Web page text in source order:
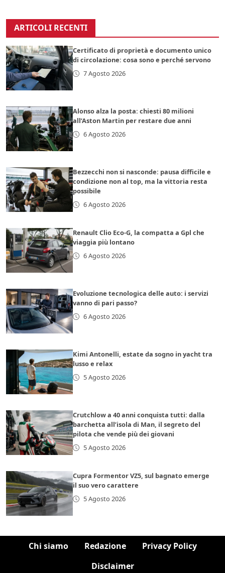
ARTICOLI RECENTI
Certificato di proprietà e documento unico
di circolazione: cosa sono e perché servono
7 Agosto 2026
Alonso alza la posta: chiesti 80 milioni
all’Aston Martin per restare due anni
6 Agosto 2026
Bezzecchi non si nasconde: pausa difficile e
condizione non al top, ma la vittoria resta
possibile
6 Agosto 2026
Renault Clio Eco-G, la compatta a Gpl che
viaggia più lontano
6 Agosto 2026
Evoluzione tecnologica delle auto: i servizi
vanno di pari passo?
6 Agosto 2026
Kimi Antonelli, estate da sogno in yacht tra
lusso e relax
5 Agosto 2026
Crutchlow a 40 anni conquista tutti: dalla
barchetta all’isola di Man, il segreto del
pilota che vende più dei giovani
5 Agosto 2026
Cupra Formentor VZ5, sul bagnato emerge
il suo vero carattere
5 Agosto 2026
Chi siamo Redazione
Privacy Policy
Disclaimer